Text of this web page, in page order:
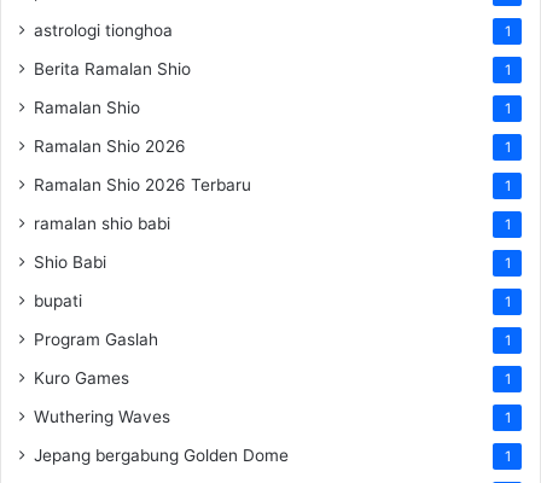
astrologi tionghoa 1
Berita Ramalan Shio 1
Ramalan Shio 1
Ramalan Shio 2026 1
Ramalan Shio 2026 Terbaru 1
ramalan shio babi 1
Shio Babi 1
bupati 1
Program Gaslah 1
Kuro Games 1
Wuthering Waves 1
Jepang bergabung Golden Dome 1